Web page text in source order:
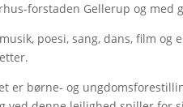
forstaden Gellerup og med
poesi, sang, dans, film
er børne- og